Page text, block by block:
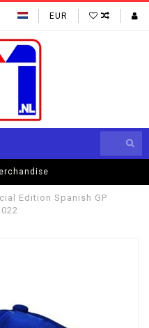
EUR
Edition Spanish GP